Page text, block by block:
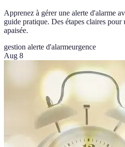
Apprenez à gérer une alerte d'alarme
guide pratique. Des étapes claires pour
apaisée.
gestion alerte d'alarmeurgence
Aug 8